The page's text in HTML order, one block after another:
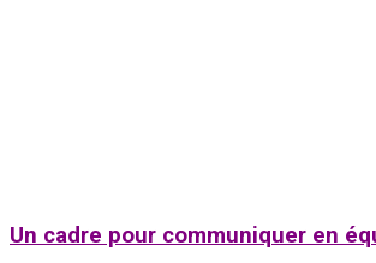
Un cadre pour communiquer en